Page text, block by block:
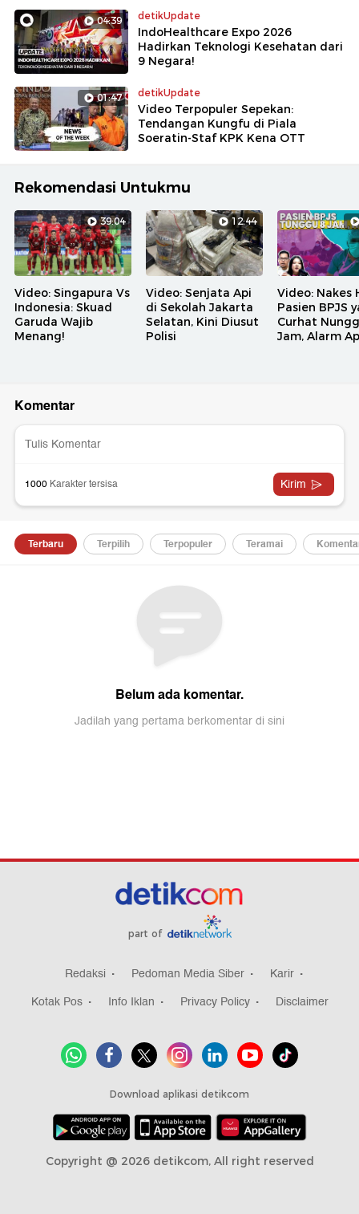
04:39 detikUpdate
IndoHealthcare Expo 2026
Hadirkan Teknologi Kesehatan dari
9 Negara!
01:47 detikUpdate
Video Terpopuler Sepekan:
Tendangan Kungfu di Piala
Soeratin-Staf KPK Kena OTT
Rekomendasi Untukmu
39:04
Video: Singapura Vs
Indonesia: Skuad
Garuda Wajib
Menang!
12:44
Video: Senjata Api
di Sekolah Jakarta
Selatan, Kini Diusut
Polisi
Video: Nakes
Pasien BPJS
Curhat
Jam, Alarm
part of
Redaksi Pedoman Media Siber
Karir
Kotak Pos
Info Iklan Privacy Policy Disclaimer
Download aplikasi detikcom
Copyright @ 2026 detikcom, All right reserved